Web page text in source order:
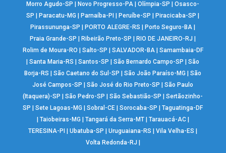
Morro Agudo-SP
Novo Progresso-PA |Olímpia-SP |Osasco-
SP
Paracatu-MG Parnaíba-PI Peruíbe-SP Piracicaba-SP
Pirassununga-SP
PORTO ALEGRE-RS Porto Seguro-BA
Praia Grande-SP
Ribeirão Preto-SP RIO DE JANEIRO-RJ
Rolim de Moura-RO
Salto-SP SALVADOR-BA| Samambaia-DF
|Santa Maria-RS |Santos-SP |São Bernardo Campo-SP |São
Borja-RS
|São Caetano do Sul-SP |São João Paraíso-MG |São
José Campos-SP
|São José do Rio Preto-SP |São Paulo
(Itaquera)-SP
|São Pedro-SP |São Sebastião-SP |Sertãozinho-
SP
|Sete Lagoas-MG |Sobral-CE |Sorocaba-SP |Taguatinga-DF
Taiobeiras-MG Tangará da Serra-MT| Tarauacá-AC|
TERESINA-PI
|Ubatuba-SP |Uruguaiana-RS |Vila Velha-ES
Volta Redonda-RJ